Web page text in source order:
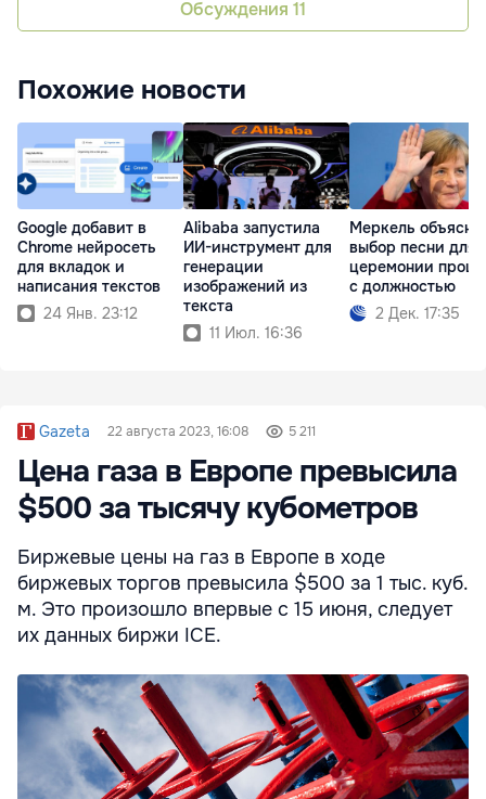
Обсуждения 11
Похожие новости
Google добавит в
Chrome нейросеть
для вкладок и
написания текстов
24 Янв. 23:12
Alibaba запустила
ИИ-инструмент для
генерации
изображений из
текста
11 Июл. 16:36
Меркель
выбор песни для
церемонии
с должностью
2 Дек. 17:35
Gazeta 22 августа 2023, 16:08 5 211
Цена газа в Европе превысила
$500 за тысячу кубометров
Биржевые цены на газ в Европе в ходе
биржевых торгов превысила $500 за 1 тыс. куб.
м. Это произошло впервые с 15 июня, следует
их данных биржи ICE.